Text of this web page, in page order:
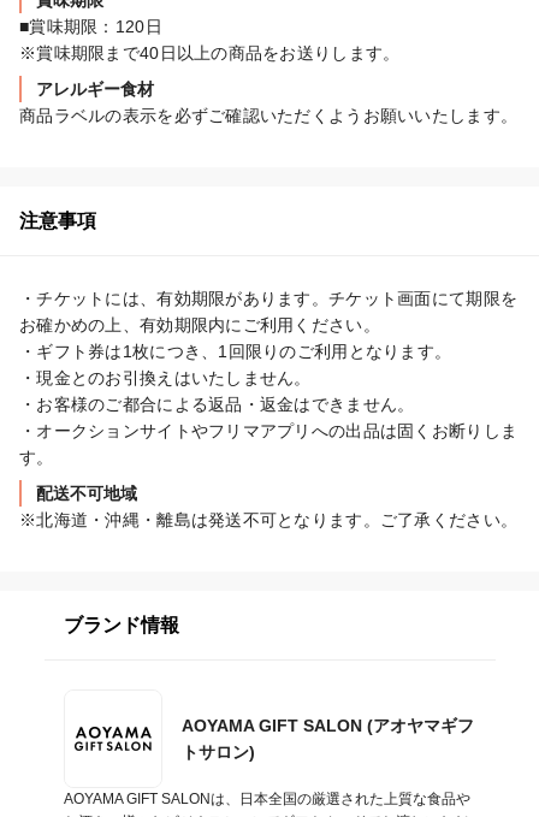
■賞味期限：120日
※賞味期限まで40日以上の商品をお送りします。
アレルギー食材
商品ラベルの表示を必ずご確認いただくようお願いいたします。
注意事項
・チケットには、有効期限があります。チケット画面にて期限を
お確かめの上、有効期限内にご利用ください。
・ギフト券は1枚につき、1回限りのご利用となります。
・現金とのお引換えはいたしません。
・お客様のご都合による返品・返金はできません。
・オークションサイトやフリマアプリへの出品は固くお断りしま
す。
配送不可地域
※北海道・沖縄・離島は発送不可となります。ご了承ください。
ブランド情報
AOYAMA GIFT SALON (アオヤマギフ
トサロン)
AOYAMA GIFT SALONは、日本全国の厳選された上質な食品や